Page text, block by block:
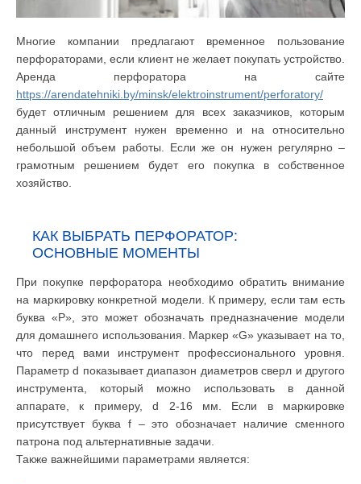
Многие компании предлагают временное пользование
перфораторами, если клиент не желает покупать устройство.
Аренда перфоратора на сайте
https://arendatehniki.by/minsk/elektroinstrument/perforatory/
будет отличным решением для всех заказчиков, которым
данный инструмент нужен временно и на относительно
небольшой объем работы. Если же он нужен регулярно –
грамотным решением будет его покупка в собственное
хозяйство.
КАК ВЫБРАТЬ ПЕРФОРАТОР:
ОСНОВНЫЕ МОМЕНТЫ
При покупке перфоратора необходимо обратить внимание
на маркировку конкретной модели. К примеру, если там есть
буква «P», это может обозначать предназначение модели
для домашнего использования. Маркер «G» указывает на то,
что перед вами инструмент профессионального уровня.
Параметр d показывает диапазон диаметров сверл и другого
инструмента, который можно использовать в данной
аппарате, к примеру, d 2-16 мм. Если в маркировке
присутствует буква f – это обозначает наличие сменного
патрона под альтернативные задачи.
Также важнейшими параметрами является: